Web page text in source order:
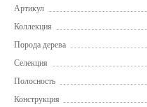
Артикул
Коллекция
Порода дерева
Селекция
Полосность
Конструкция